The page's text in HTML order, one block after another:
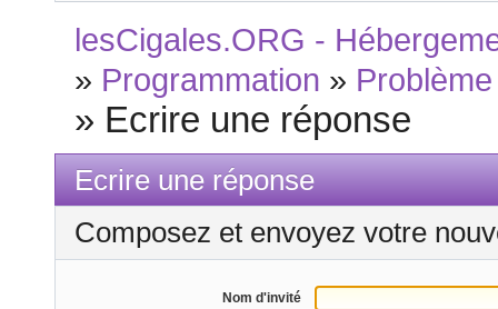
lesCigales.ORG -
» Programmation »
» Ecrire une réponse
Ecrire une réponse
Composez et envoyez votre
Nom d'invité